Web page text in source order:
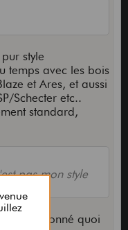
style
temps avec les bois
et Ares, et aussi
Schecter etc..
standard,
pas mon style
pas donné quoi